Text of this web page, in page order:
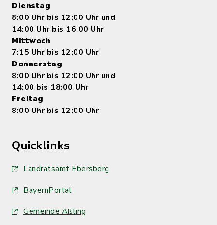
Dienstag
8:00 Uhr bis 12:00 Uhr und
14:00 Uhr bis 16:00 Uhr
Mittwoch
7:15 Uhr bis 12:00 Uhr
Donnerstag
8:00 Uhr bis 12:00 Uhr und
14:00 bis 18:00 Uhr
Freitag
8:00 Uhr bis 12:00 Uhr
Quicklinks
Landratsamt Ebersberg
BayernPortal
Gemeinde Aßling